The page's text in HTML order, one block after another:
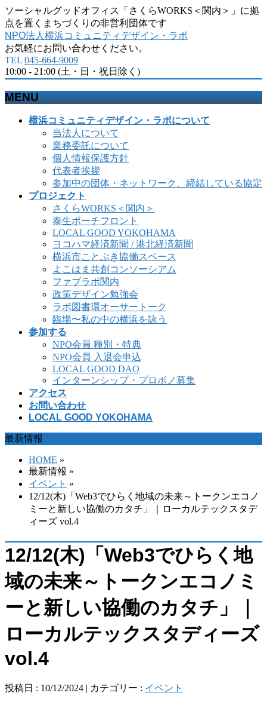
ソーシャルグッドオフィス「さくらWORKS＜関内＞」に拠
点を置くまちづくりの非営利団体です
NPO法人横浜コミュニティデザイン・ラボ
お気軽にお問い合わせください。
TEL 045-664-9009
10:00 - 21:00 (土・日・祝日除く)
MENU
横浜コミュニティデザイン・ラボについて
当法人について
業務委託について
個人情報保護方針
代表者挨拶
参加中の団体・ネットワーク、締結している協定
プロジェクト
さくらWORKS＜関内＞
泰生ポーチフロント
LOCAL GOOD YOKOHAMA
ヨコハマ経済新聞 / 港北経済新聞
横浜市ことぶき協働スペース
よこはま共創コンソーシアム
ファブラボ関内
政策デザイン勉強会
ラボ図書環オーサートーク
臨場〜私の中の横浜を詠う
参加する
NPO会員 種別・特典
NPO会員 入退会申込
LOCAL GOOD DAO
インターンシップ・プロボノ募集
アクセス
お問い合わせ
LOCAL GOOD YOKOHAMA
最新情報
HOME »
最新情報 »
イベント »
12/12(木)「Web3でひらく地域の未来～トークンエコノ
ミーと新しい協働のカタチ」｜ローカルテックスタデ
ィーズ vol.4
12/12(木)「Web3でひらく地
域の未来～トークンエコノミ
ーと新しい協働のカタチ」｜
ローカルテックスタディーズ
vol.4
投稿日 : 10/12/2024 | カテゴリー : イベント